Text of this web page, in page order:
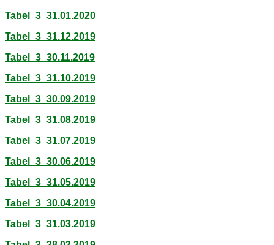
Tabel_3_31.01.2020
Tabel_3_31.12.2019
Tabel_3_30.11.2019
Tabel_3_31.10.2019
Tabel_3_30.09.2019
Tabel_3_31.08.2019
Tabel_3_31.07.2019
Tabel_3_30.06.2019
Tabel_3_31.05.2019
Tabel_3_30.04.2019
Tabel_3_31.03.2019